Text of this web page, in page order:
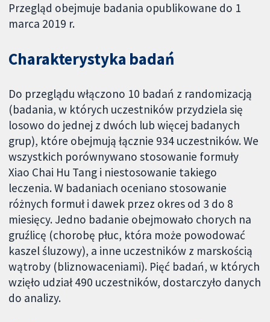
Przegląd obejmuje badania opublikowane do 1
marca 2019 r.
Charakterystyka badań
Do przeglądu włączono 10 badań z randomizacją
(badania, w których uczestników przydziela się
losowo do jednej z dwóch lub więcej badanych
grup), które obejmują łącznie 934 uczestników. We
wszystkich porównywano stosowanie formuły
Xiao Chai Hu Tang i niestosowanie takiego
leczenia. W badaniach oceniano stosowanie
różnych formuł i dawek przez okres od 3 do 8
miesięcy. Jedno badanie obejmowało chorych na
gruźlicę (chorobę płuc, która może powodować
kaszel śluzowy), a inne uczestników z marskością
wątroby (bliznowaceniami). Pięć badań, w których
wzięło udział 490 uczestników, dostarczyło danych
do analizy.